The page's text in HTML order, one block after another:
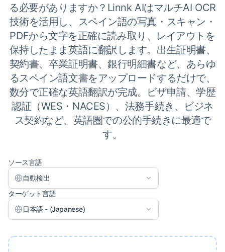
る必要がありますか？Linnk AIはマルチAI OCR
技術を活用し、スペイン語の写真・スキャン・
PDFから文字を正確に読み取り、レイアウトを
保持したまま英語に翻訳します。出生証明書、
契約書、卒業証明書、銀行明細書など、あらゆ
るスペイン語文書をアップロードするだけで、
数分で正確な英語翻訳が完成。ビザ申請、学歴
認証（WES・NACES）、法務手続き、ビジネ
ス契約など、英語圏での公的手続きに最適で
す。
ソース言語
自動検出
ターゲット言語
日本語 - (Japanese)